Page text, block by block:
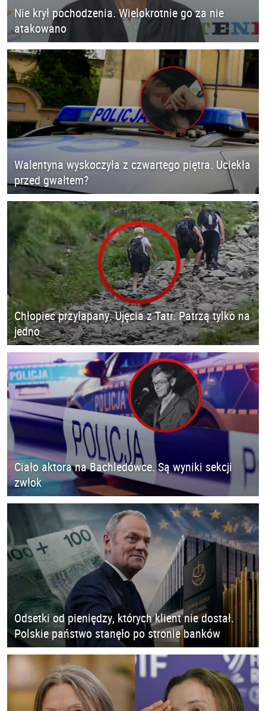
Nie krył pochodzenia. Wielokrotnie go za nie
atakowano
Walentyna wyskoczyła z czwartego piętra. Uciekła
przed gwałtem?
Chłopiec przyłapany. Ujęcia z Tatr. Patrzą tylko na
jedno
Ciało aktora na Bachledówce. Są wyniki sekcji
zwłok
Odsetki od pieniędzy, których klient nie dostał.
Polskie państwo stanęło po stronie banków